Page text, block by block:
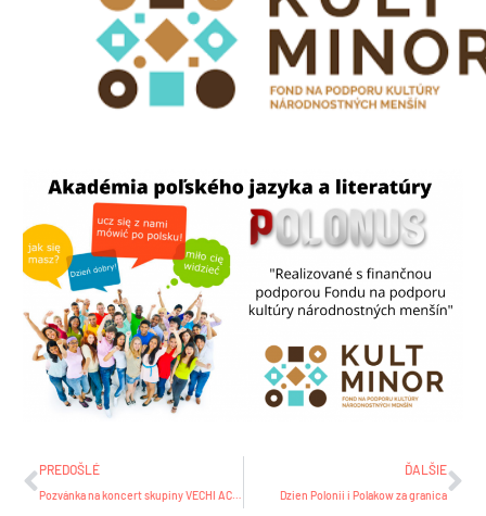
PREDOŠLÉ
Pozvánka na koncert skupiny VECHI ACUM z Krakova
ĎALŠIE
Dzien Polonii i Polakow za granica